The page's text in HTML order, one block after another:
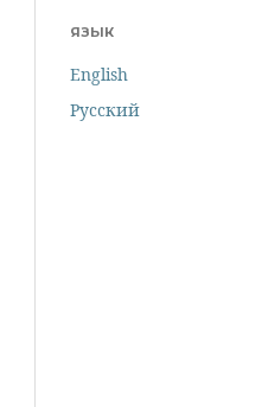
ЯЗЫК
English
Русский